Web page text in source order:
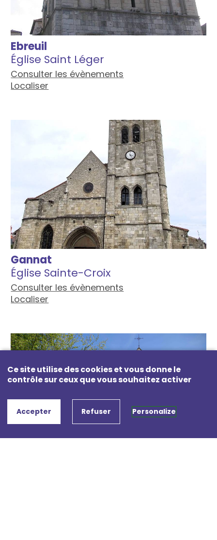
Ebreuil
Église Saint Léger
Consulter les évènements
Localiser
Gannat
Église Sainte-Croix
Consulter les évènements
Localiser
Ce site utilise des cookies et vous donne le
contrôle sur ceux que vous souhaitez activer
Accepter Refuser Personalize